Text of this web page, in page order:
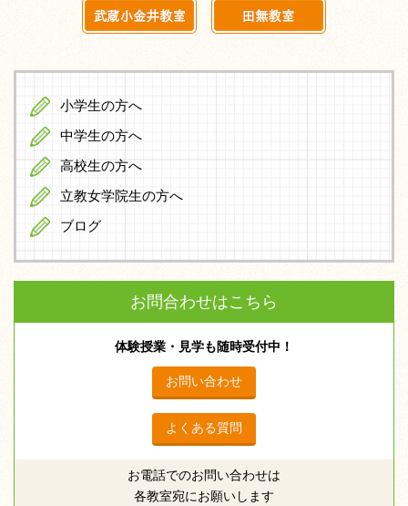
小学生の方へ
中学生の方へ
高校生の方へ
立教女学院生の方へ
ブログ
お問合わせはこちら
体験授業・見学も随時受付中！
お問い合わせ
よくある質問
お電話でのお問い合わせは
各教室宛にお願いします